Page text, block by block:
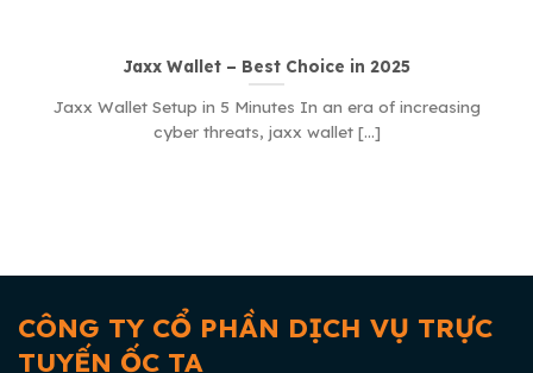
Jaxx Wallet – Best Choice in 2025
Jaxx Wallet Setup in 5 Minutes In an era of increasing
cyber threats, jaxx wallet [...]
CÔNG TY CỔ PHẦN DỊCH VỤ TRỰC
TUYẾN ỐC TA